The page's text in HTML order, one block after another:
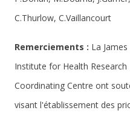
C.Thurlow, C.Vaillancourt
Remerciements : La
Institute for Health Research
Coordinating Centre ont
visant l'établissement des